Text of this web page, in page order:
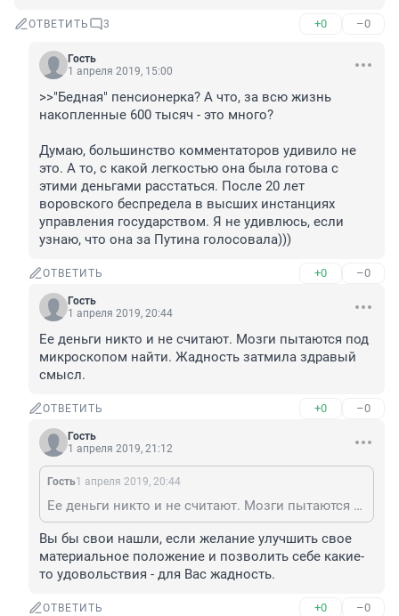
ОТВЕТИТЬ 3 +0 –0
Гость
1 апреля 2019, 15:00
>>"Бедная" пенсионерка? А что, за всю жизнь
накопленные 600 тысяч - это много?
Думаю, большинство комментаторов удивило не
это. А то, с какой легкостью она была готова с
этими деньгами расстаться. После 20 лет
воровского беспредела в высших инстанциях
управления государством. Я не удивлюсь, если
узнаю, что она за Путина голосовала)))
ОТВЕТИТЬ +0 –0
Гость
1 апреля 2019, 20:44
Ее деньги никто и не считают. Мозги пытаются под
микроскопом найти. Жадность затмила здравый
смысл.
ОТВЕТИТЬ +0 –0
Гость
1 апреля 2019, 21:12
Гость1 апреля 2019, 20:44
Ее деньги никто и не считают. Мозги пытаются под микроскопом найти. Жадность затмила здравый смысл.
Вы бы свои нашли, если желание улучшить свое
материальное положение и позволить себе какие-
то удовольствия - для Вас жадность.
ОТВЕТИТЬ +0 –0